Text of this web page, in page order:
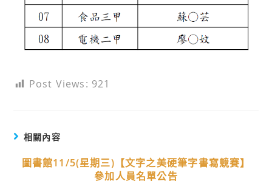
Post Views: 921
相關內容
圖書館11/5(星期三)【文字之美硬筆字書寫競賽】
參加人員名單公告